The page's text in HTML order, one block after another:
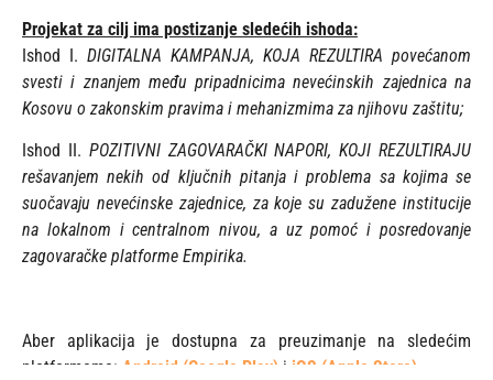
Projekat za cilj ima postizanje sledećih ishoda:
Ishod I. DIGITALNA KAMPANJA, KOJA REZULTIRA povećanom
svesti i znanjem među pripadnicima nevećinskih zajednica na
Kosovu o zakonskim pravima i mehanizmima za njihovu zaštitu;
Ishod II. POZITIVNI ZAGOVARAČKI NAPORI, KOJI REZULTIRAJU
rešavanjem nekih od ključnih pitanja i problema sa kojima se
suočavaju nevećinske zajednice, za koje su zadužene institucije
na lokalnom i centralnom nivou, a uz pomoć i posredovanje
zagovaračke platforme Empirika.
Aber aplikacija je dostupna za preuzimanje na sledećim
platformama: Android (Google Play) i iOS (Apple Store)